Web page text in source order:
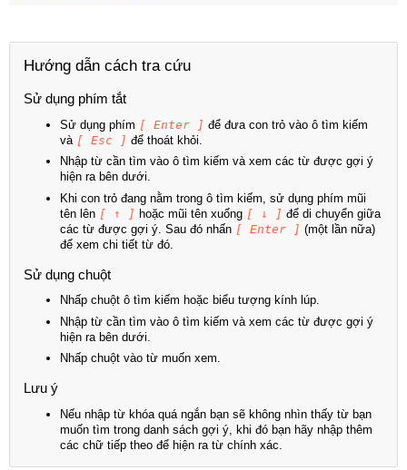
Hướng dẫn cách tra cứu
Sử dụng phím tắt
Sử dụng phím [ Enter ] để đưa con trỏ vào ô tìm kiếm
và [ Esc ] để thoát khỏi.
Nhập từ cần tìm vào ô tìm kiếm và xem các từ được gợi ý
hiện ra bên dưới.
Khi con trỏ đang nằm trong ô tìm kiếm, sử dụng phím mũi
tên lên [ ↑ ] hoặc mũi tên xuống [ ↓ ] để di chuyển giữa
các từ được gợi ý. Sau đó nhấn [ Enter ] (một lần nữa)
để xem chi tiết từ đó.
Sử dụng chuột
Nhấp chuột ô tìm kiếm hoặc biểu tượng kính lúp.
Nhập từ cần tìm vào ô tìm kiếm và xem các từ được gợi ý
hiện ra bên dưới.
Nhấp chuột vào từ muốn xem.
Lưu ý
Nếu nhập từ khóa quá ngắn bạn sẽ không nhìn thấy từ bạn
muốn tìm trong danh sách gợi ý, khi đó bạn hãy nhập thêm
các chữ tiếp theo để hiện ra từ chính xác.